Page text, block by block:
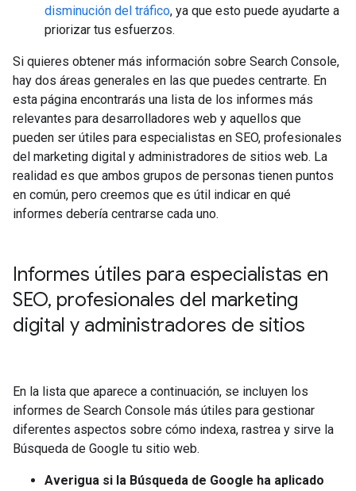
disminución del tráfico, ya que esto puede ayudarte a
priorizar tus esfuerzos.
Si quieres obtener más información sobre Search Console,
hay dos áreas generales en las que puedes centrarte. En
esta página encontrarás una lista de los informes más
relevantes para desarrolladores web y aquellos que
pueden ser útiles para especialistas en SEO, profesionales
del marketing digital y administradores de sitios web. La
realidad es que ambos grupos de personas tienen puntos
en común, pero creemos que es útil indicar en qué
informes debería centrarse cada uno.
Informes útiles para especialistas en
SEO, profesionales del marketing
digital y administradores de sitios
En la lista que aparece a continuación, se incluyen los
informes de Search Console más útiles para gestionar
diferentes aspectos sobre cómo indexa, rastrea y sirve la
Búsqueda de Google tu sitio web.
Averigua si la Búsqueda de Google ha aplicado